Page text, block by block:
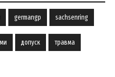
germangp sachsenring
допуск травма